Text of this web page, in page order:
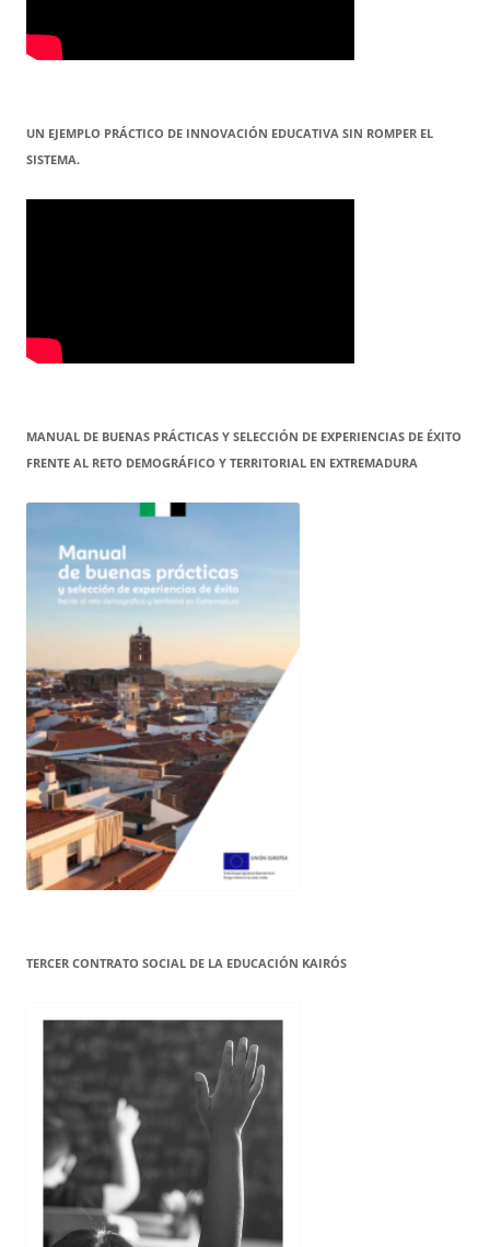
UN EJEMPLO PRÁCTICO DE INNOVACIÓN EDUCATIVA SIN ROMPER EL
SISTEMA.
MANUAL DE BUENAS PRÁCTICAS Y SELECCIÓN DE EXPERIENCIAS DE ÉXITO
FRENTE AL RETO DEMOGRÁFICO Y TERRITORIAL EN EXTREMADURA
TERCER CONTRATO SOCIAL DE LA EDUCACIÓN KAIRÓS